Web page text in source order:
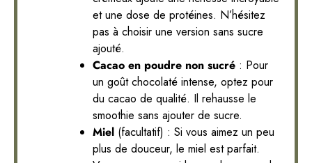
et une dose de protéines. N’hésitez
pas à choisir une version sans sucre
ajouté.
Cacao en poudre non sucré : Pour
un goût chocolaté intense, optez pour
du cacao de qualité. Il rehausse le
smoothie sans ajouter de sucre.
Miel (facultatif) : Si vous aimez un peu
plus de douceur, le miel est parfait.